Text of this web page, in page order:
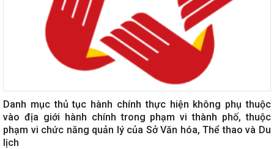
Danh mục thủ tục hành chính thực hiện không phụ thuộc
vào địa giới hành chính trong phạm vi thành phố, thuộc
phạm vi chức năng quản lý của Sở Văn hóa, Thể thao và Du
lịch